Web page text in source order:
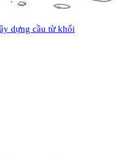
dựng cầu từ khối